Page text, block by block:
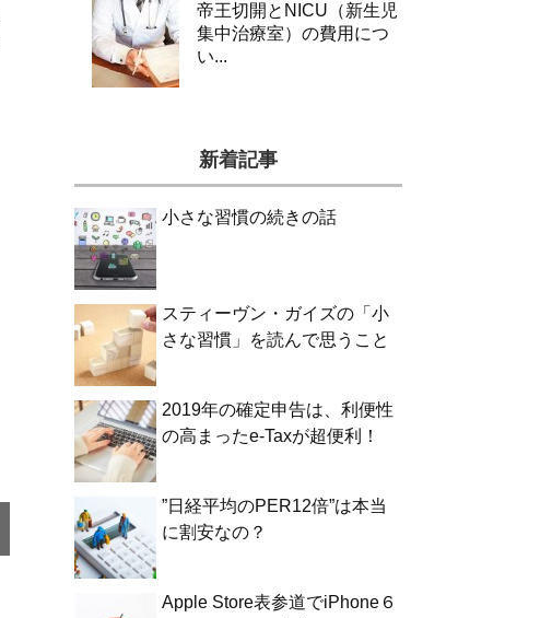
帝王切開とNICU（新生児
集中治療室）の費用につ
い...
新着記事
小さな習慣の続きの話
スティーヴン・ガイズの「小
さな習慣」を読んで思うこと
2019年の確定申告は、利便性
の高まったe-Taxが超便利！
”日経平均のPER12倍”は本当
に割安なの？
Apple Store表参道でiPhone６